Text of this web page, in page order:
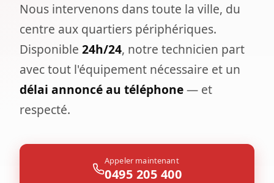
Nous intervenons dans toute la ville, du
centre aux quartiers périphériques.
Disponible 24h/24, notre technicien part
avec tout l'équipement nécessaire et un
délai annoncé au téléphone— et
respecté.
Appeler maintenant
0495 205 400